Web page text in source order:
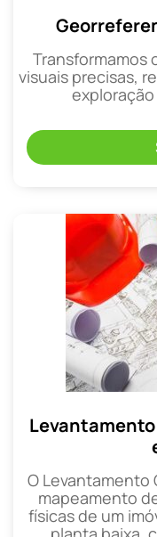
Transformamos
visuais precisas,
O
mapeamento
físicas de um